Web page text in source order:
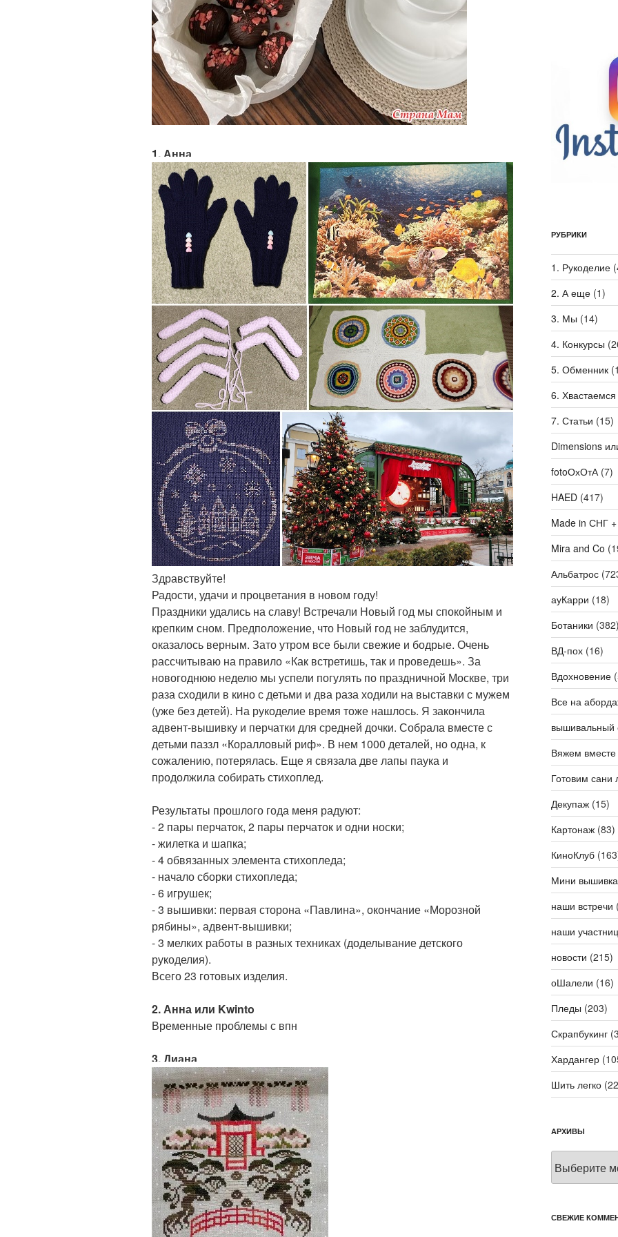
1. Анна
Здравствуйте!
Радости, удачи и процветания в новом году!
Праздники удались на славу! Встречали Новый год мы спокойным и
крепким сном. Предположение, что Новый год не заблудится,
оказалось верным. Зато утром все были свежие и бодрые. Очень
рассчитываю на правило «Как встретишь, так и проведешь». За
новогоднюю неделю мы успели погулять по праздничной Москве, три
раза сходили в кино с детьми и два раза ходили на выставки с мужем
(уже без детей). На рукоделие время тоже нашлось. Я закончила
адвент-вышивку и перчатки для средней дочки. Собрала вместе с
детьми паззл «Коралловый риф». В нем 1000 деталей, но одна, к
сожалению, потерялась. Еще я связала две лапы паука и
продолжила собирать стихоплед.
Результаты прошлого года меня радуют:
- 2 пары перчаток, 2 пары перчаток и одни носки;
- жилетка и шапка;
- 4 обвязанных элемента стихопледа;
- начало сборки стихопледа;
- 6 игрушек;
- 3 вышивки: первая сторона «Павлина», окончание «Морозной
рябины», адвент-вышивки;
- 3 мелких работы в разных техниках (доделывание детского
рукоделия).
Всего 23 готовых изделия.
2. Анна или Kwinto
Временные проблемы с впн
3. Диана
РУБРИКИ
1. Рукоделие
2. А еще(1)
3. Мы (14)
4. Конкурсы
5. Обменник
6. Хвастаемся
7. Статьи (15)
Dimensions
fotoОхОтА(7)
HAED(417)
Made in СНГ
Mira and Co
Альбатрос
ауКарри (18)
Ботаники
ВД-пох(16)
Вдохновение
Все на
вышивальный
Вяжем вместе
Готовим сани
Декупаж(15)
Картонаж(83)
КиноКлуб
Мини вышивка
наши встречи
наши
новости (215)
оШалели (16)
Пледы (203)
Скрапбукинг
Хардангер
Шить легко
АРХИВЫ
СВЕЖИЕ